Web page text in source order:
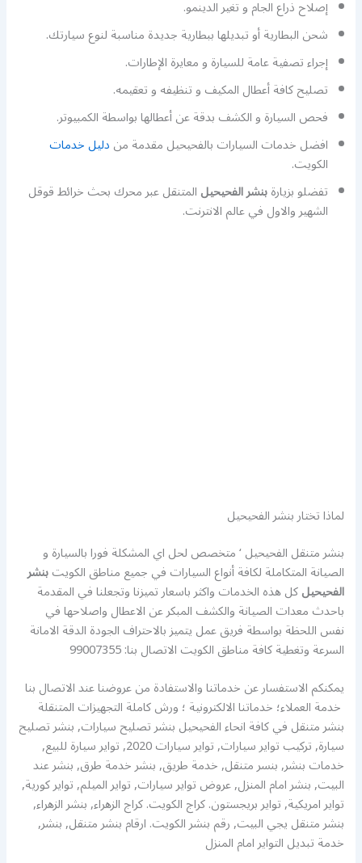
إصلاح ذراع الجام و تغير الدينمو.
شحن البطارية أو تبديلها ببطارية جديدة مناسبة لنوع سيارتك.
إجراء تصفية عامة للسيارة و معايرة الإطارات.
تصليح كافة أعطال المكيف و تنظيفه و تعقيمه.
فحص السيارة و الكشف بدقة عن أعطالها بواسطة الكمبيوتر.
افضل خدمات السيارات بالفحيحيل مقدمة مندليل خدمات
الكويت.
تفضلو بزيارةبنشر الفحيحيلالمتنقل عبر محرك بحث خرائط قوقل
الشهير والاول في عالم الانترنت.
لماذا تختار بنشر الفحيحيل
بنشر متنقل الفحيحيل ‘ متخصص لحل اي المشكلة فورا بالسيارة و
الصيانة المتكاملة لكافة أنواع السيارات في جميع مناطق الكويتبنشر
الفحيحيلكل هذه الخدمات واكثر باسعار تميزنا وتجعلنا في المقدمة
باحدث معدات الصيانة والكشف المبكر عن الاعطال واصلاحها في
نفس اللحظة بواسطة فريق عمل يتميز بالاحتراف الجودة الدقة الامانة
السرعة وتغطية كافة مناطق الكويت الاتصال بنا: 99007355
يمكنكم الاستفسار عن خدماتنا والاستفادة من عروضنا عند الاتصال بنا
خدمة العملاء؛ خدماتنا الالكترونية ؛ ورش كاملة التجهيزات المتنقلة
بنشر متنقل في كافة انحاء الفحيحيل بنشر تصليح سيارات, بنشر تصليح
سيارة, تركيب تواير سيارات, تواير سيارات 2020, تواير سيارة للبيع,
خدمات بنشر, بنسر متنقل, خدمة طريق, بنشر خدمة طرق, بنشر عند
البيت, بنشر امام المنزل, عروض تواير سيارات, تواير الميلم, تواير كورية,
تواير امريكية, تواير بريجستون. كراج الكويت. كراج الزهراء, بنشر الزهراء,
بنشر متنقل يجي البيت, رقم بنشر الكويت. ارقام بنشر متنقل, بنشر,
خدمة تبديل التواير امام المنزل